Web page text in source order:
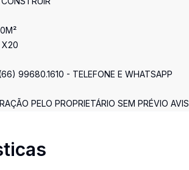
X20
99680.1610 - TELEFONE E WHATSAPP
PELO PROPRIETÁRIO SEM PRÉVIO AVIS